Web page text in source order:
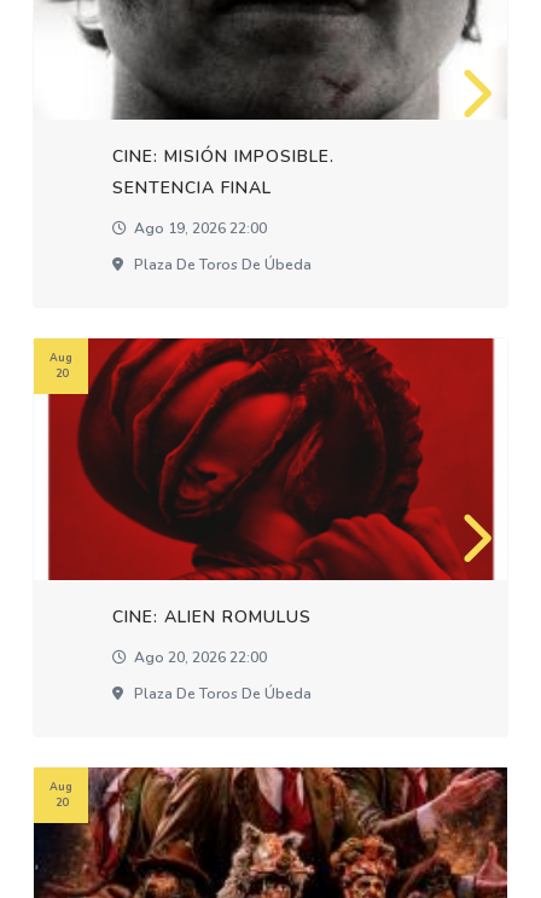
CINE: MISIÓN IMPOSIBLE.
SENTENCIA FINAL
Ago 19, 2026 22:00
Plaza De Toros De Úbeda
CINE: ALIEN ROMULUS
Ago 20, 2026 22:00
Plaza De Toros De Úbeda
Aug
20
Aug
20